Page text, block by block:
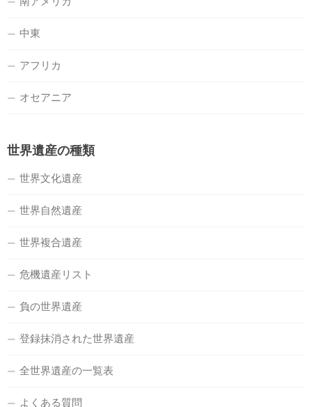
中東
アフリカ
オセアニア
世界遺産の種類
世界文化遺産
世界自然遺産
世界複合遺産
危機遺産リスト
負の世界遺産
登録抹消された世界遺産
全世界遺産の一覧表
よくある質問